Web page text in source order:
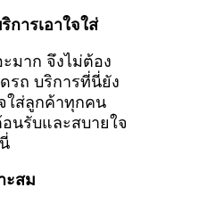
ารเอาใจใส่
มาก จึงไม่ต้อง
รถ บริการที่นี่ยัง
ใส่ลูกค้าทุกคน
นรับและสบายใจ
ะสม